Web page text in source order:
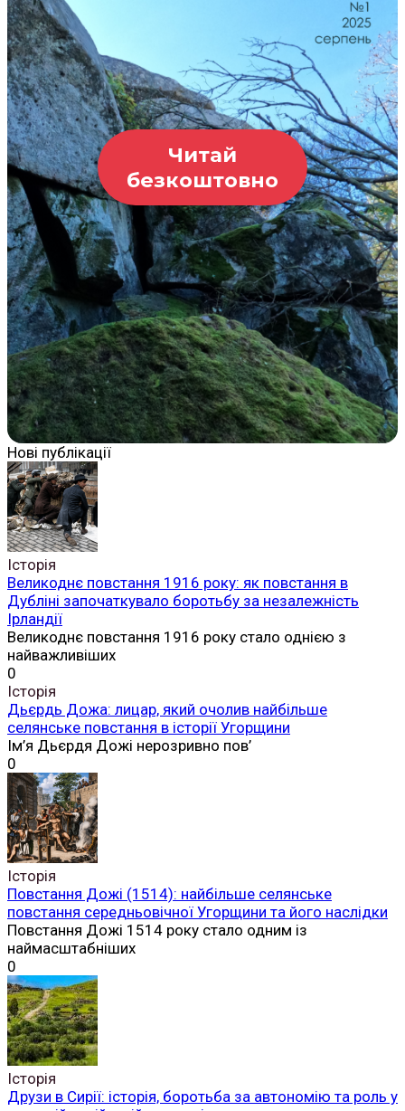
Читай
безкоштовно
Нові публікації
Історія
Великоднє повстання 1916 року: як повстання в
Дубліні започаткувало боротьбу за незалежність
Ірландії
Великоднє повстання 1916 року стало однією з
найважливіших
0
Історія
Дьєрдь Дожа: лицар, який очолив найбільше
селянське повстання в історії Угорщини
Ім’я Дьєрдя Дожі нерозривно пов’
0
Історія
Повстання Дожі (1514): найбільше селянське
повстання середньовічної Угорщини та його наслідки
Повстання Дожі 1514 року стало одним із
наймасштабніших
0
Історія
Друзи в Сирії: історія, боротьба за автономію та роль у